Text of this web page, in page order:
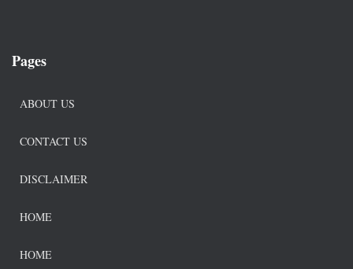
Pages
ABOUT US
CONTACT US
DISCLAIMER
HOME
HOME